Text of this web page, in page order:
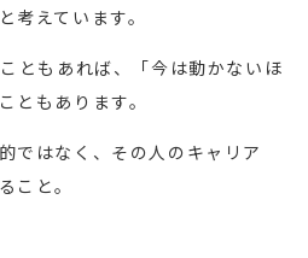
考えています。
ともあれば、「今は動かないほ
ともあります。
ではなく、その人のキャリア
こと。